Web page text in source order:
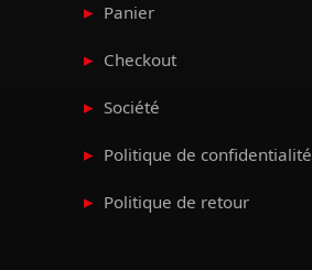
Panier
Checkout
Société
Politique de confidentialité
Politique de retour